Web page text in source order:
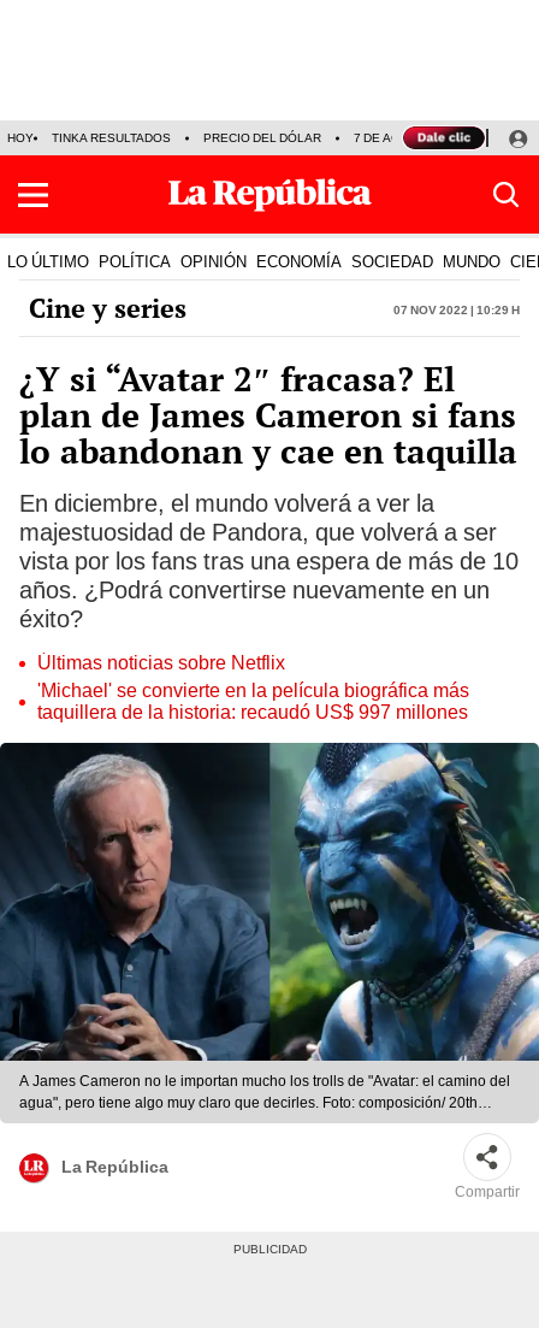
HOY TINKA RESULTADOS PRECIO DEL DÓLAR 7 DE AGOSTO OLLANTA
LO ÚLTIMO POLÍTICA OPINIÓN ECONOMÍA SOCIEDAD MUNDO
Cine y series 07 Nov 2022 | 10:29 h
¿Y si “Avatar 2″ fracasa? El
plan de James Cameron si fans
lo abandonan y cae en taquilla
En diciembre, el mundo volverá a ver la
majestuosidad de Pandora, que volverá a ser
vista por los fans tras una espera de más de 10
años. ¿Podrá convertirse nuevamente en un
éxito?
Últimas noticias sobre Netflix
'Michael' se convierte en la película biográfica más
taquillera de la historia: recaudó US$ 997 millones
A James Cameron no le importan mucho los trolls de "Avatar: el camino del
agua", pero tiene algo muy claro que decirles. Foto: composición/ 20th
Century Studios
La República
Compartir